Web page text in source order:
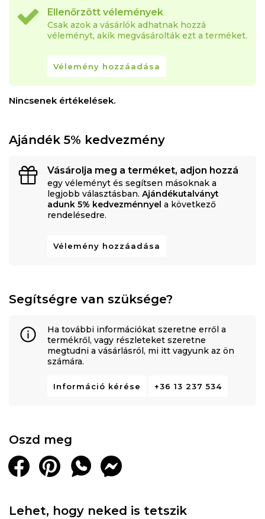
Ellenőrzött vélemények
Csak azok a vásárlók adhatnak hozzá
véleményt, akik megvásárolták ezt a terméket.
Vélemény hozzáadása
Nincsenek értékelések.
Ajándék 5% kedvezmény
Vásárolja meg a terméket, adjon hozzá
egy véleményt és segítsen másoknak a
legjobb választásban. Ajándékutalványt
adunk 5% kedvezménnyel a következő
rendelésedre.
Vélemény hozzáadása
Segítségre van szüksége?
Ha további információkat szeretne erről a
termékről, vagy részleteket szeretne
megtudni a vásárlásról, mi itt vagyunk az ön
számára.
Információ kérése +36 13 237 534
Oszd meg
Lehet, hogy neked is tetszik